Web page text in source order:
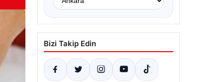
Bizi Takip Edin